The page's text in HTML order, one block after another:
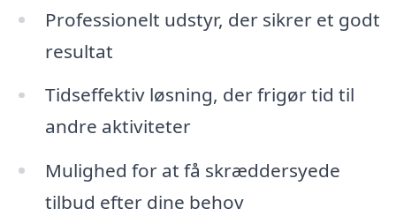
Professionelt udstyr, der sikrer et godt
resultat
Tidseffektiv løsning, der frigør tid til
andre aktiviteter
Mulighed for at få skræddersyede
tilbud efter dine behov